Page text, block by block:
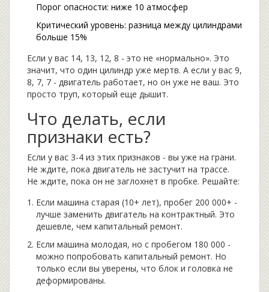
Порог опасности: ниже 10 атмосфер
Критический уровень: разница между цилиндрами
больше 15%
Если у вас 14, 13, 12, 8 - это не «нормально». Это
значит, что один цилиндр уже мертв. А если у вас 9,
8, 7, 7 - двигатель работает, но он уже не ваш. Это
просто труп, который еще дышит.
Что делать, если
признаки есть?
Если у вас 3-4 из этих признаков - вы уже на грани.
Не ждите, пока двигатель не застучит на трассе.
Не ждите, пока он не заглохнет в пробке. Решайте:
Если машина старая (10+ лет), пробег 200 000+ -
лучше заменить двигатель на контрактный. Это
дешевле, чем капитальный ремонт.
Если машина молодая, но с пробегом 180 000 -
можно попробовать капитальный ремонт. Но
только если вы уверены, что блок и головка не
деформированы.